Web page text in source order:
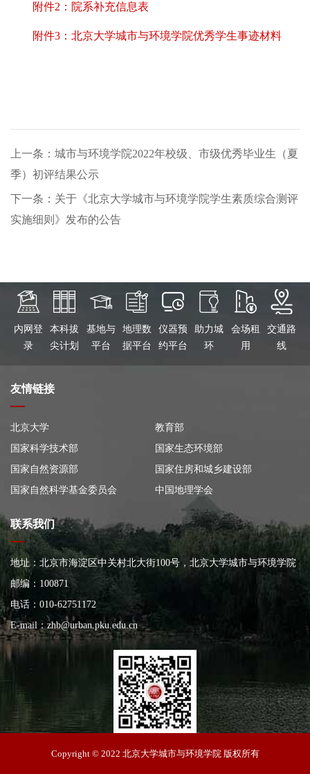
附件2：院系补充信息表
附件3：北京大学城市与环境学院优秀学生事迹材料
上一条：城市与环境学院2022年校级、市级优秀毕业生（夏
季）初评结果公示
下一条：关于《北京大学城市与环境学院学生素质综合测评
实施细则》发布的公告
内网登
录
本科拔
尖计划
基地与
平台
地理数
据平台
仪器预
约平台
助力城
环
会场租
用
交通路
线
友情链接
北京大学
教育部
国家科学技术部
国家生态环境部
国家自然资源部
国家住房和城乡建设部
国家自然科学基金委员会
中国地理学会
联系我们
地址：北京市海淀区中关村北大街100号，北京大学城市与环境学院
大楼
邮编：100871
电话：010-62751172
E-mail：zhb@urban.pku.edu.cn
北京大学城市与环境学院
Copyright © 2022 北京大学城市与环境学院 版权所有